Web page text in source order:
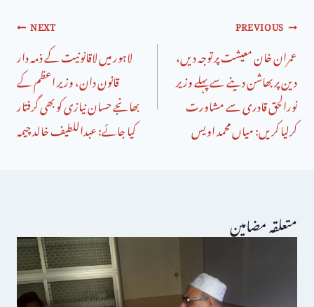
PREVIOUS
عمران خان معیشت پر توجہ دیں،
دین پر بھاشن دینے سے پہلے وزیر
نورالحق قادری سے مشاورت
کرلیا کریں: میاں محمد اویس
NEXT
لاہور میں لاقانونیت کے ذمہ دار
قانون دان، وزیر اعظم کے
بھانجے حسان نیازی کو بھی گرفتار
کیا جائے: عبداللطیف خالد چیمہ
متعلقہ مضامین